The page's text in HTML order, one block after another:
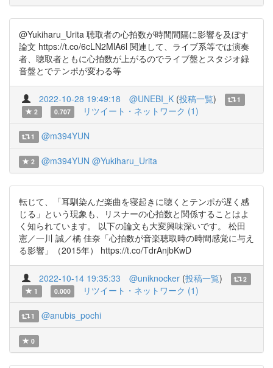
@Yukiharu_Urita 聴取者の心拍数が時間間隔に影響を及ぼす
論文 https://t.co/6cLN2MlA6l 関連して、ライブ系等では演奏
者、聴取者ともに心拍数が上がるのでライブ盤とスタジオ録
音盤とでテンポが変わる等
2022-10-28 19:49:18 @UNEBI_K (投稿一覧)
1
2
0.707 リツイート・ネットワーク (1)
1 @m394YUN
2 @m394YUN @Yukiharu_Urita
転じて、「耳馴染んだ楽曲を寝起きに聴くとテンポが遅く感
じる」という現象も、リスナーの心拍数と関係することはよ
く知られています。 以下の論文も大変興味深いです。 松田
憲／一川 誠／橘 佳奈「心拍数が音楽聴取時の時間感覚に与え
る影響」（2015年） https://t.co/TdrAnjbKwD
2022-10-14 19:35:33 @uniknocker (投稿一覧)
2
1
0.000 リツイート・ネットワーク (1)
1 @anubis_pochi
0